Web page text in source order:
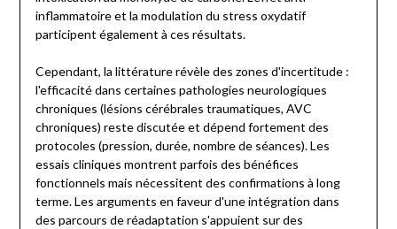
inflammatoire et la modulation du stress oxydatif
participent également à ces résultats.
Cependant, la littérature révèle des zones d'incertitude :
l'efficacité dans certaines pathologies neurologiques
chroniques (lésions cérébrales traumatiques, AVC
chroniques) reste discutée et dépend fortement des
protocoles (pression, durée, nombre de séances). Les
essais cliniques montrent parfois des bénéfices
fonctionnels mais nécessitent des confirmations à long
terme. Les arguments en faveur d'une intégration dans
des parcours de réadaptation s'appuient sur des